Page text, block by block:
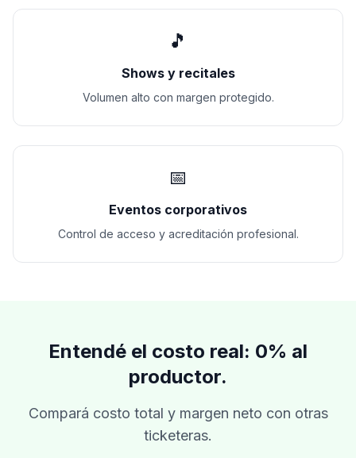
🎵
Shows y recitales
Volumen alto con margen protegido.
📅
Eventos corporativos
Control de acceso y acreditación profesional.
Entendé el costo real: 0% al
productor.
Compará costo total y margen neto con otras
ticketeras.